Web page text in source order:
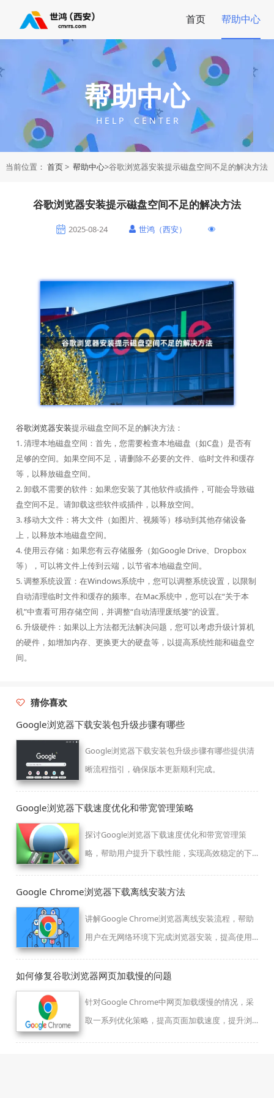
首页 帮助中心
帮助中心
H E L P C E N T E R
当前位置： 首页> 帮助中心>谷歌浏览器安装提示磁盘空间不足的解决方法
谷歌浏览器安装提示磁盘空间不足的解决方法
2025-08-24 世鸿（西安）
谷歌浏览器安装提示磁盘空间不足的解决方法：
1. 清理本地磁盘空间：首先，您需要检查本地磁盘（如C盘）是否有
足够的空间。如果空间不足，请删除不必要的文件、临时文件和缓存
等，以释放磁盘空间。
2. 卸载不需要的软件：如果您安装了其他软件或插件，可能会导致磁
盘空间不足。请卸载这些软件或插件，以释放空间。
3. 移动大文件：将大文件（如图片、视频等）移动到其他存储设备
上，以释放本地磁盘空间。
4. 使用云存储：如果您有云存储服务（如Google Drive、Dropbox
等），可以将文件上传到云端，以节省本地磁盘空间。
5. 调整系统设置：在Windows系统中，您可以调整系统设置，以限制
自动清理临时文件和缓存的频率。在Mac系统中，您可以在“关于本
机”中查看可用存储空间，并调整“自动清理废纸篓”的设置。
6. 升级硬件：如果以上方法都无法解决问题，您可以考虑升级计算机
的硬件，如增加内存、更换更大的硬盘等，以提高系统性能和磁盘空
间。
猜你喜欢
Google浏览器下载安装包升级步骤有哪些
Google浏览器下载安装包升级步骤有哪些提供清
晰流程指引，确保版本更新顺利完成。
Google浏览器下载速度优化和带宽管理策略
探讨Google浏览器下载速度优化和带宽管理策
略，帮助用户提升下载性能，实现高效稳定的下
Google Chrome浏览器下载离线安装方法
讲解Google Chrome浏览器离线安装流程，帮助
用户在无网络环境下完成浏览器安装，提高使用
如何修复谷歌浏览器网页加载慢的问题
针对Google Chrome中网页加载缓慢的情况，采
取一系列优化策略，提高页面加载速度，提升浏